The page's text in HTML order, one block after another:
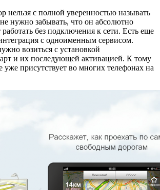
нельзя с полной уверенностью называть
нужно забывать, что он абсолютно
без подключения к сети. Есть еще
с одноименным сервисом.
возиться с установкой
и их последующей активацией. К тому
присутствует во многих телефонах на